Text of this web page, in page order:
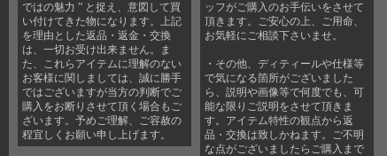
ではの魅力 ” と捉え、意図して買
い付けてきた物になります。上記
を理由とした返品・返金・交換
は、一切お受け出来ません。ま
た、これらアイテムに理解のない
お客様に関しましては、誠に勝手
ではございますが当方の判断でご
購入をお断りさせて頂く場合もご
ざいます。予めご理解、ご容赦の
程宜しくお願い申し上げます。
ッフがご購入のお手伝いをさせて
頂きます。ご安心の上、ご用命、
お気軽にご相談下さいませ。
・その他、ディティールや仕様等
で気になる箇所がございました
ら、説明や画像等で何度でも、可
能な限りご説明をさせて頂きま
す。アイテム特性の観点から返
品・交換は致しかねます。ご不明
な点がございましたらご購入まで